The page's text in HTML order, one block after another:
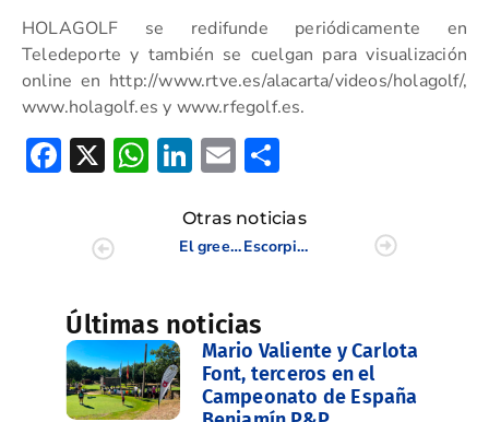
HOLAGOLF se redifunde periódicamente en
Teledeporte y también se cuelgan para visualización
online en http://www.rtve.es/alacarta/videos/holagolf/,
www.holagolf.es y www.rfegolf.es.
Facebook
X WhatsApp
LinkedIn
Email
Otras noticias
El greenkeeper de la FGCV Alfredo Pérez, en el Open de España 2024
Escorpión luchará por el título en el Interclubes masculino y Alenda se queda fuera por un solo golpe
Últimas noticias
Mario Valiente y Carlota
Font, terceros en el
Campeonato de España